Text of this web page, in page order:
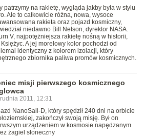
patrzymy na rakietę, wygląda jakby była w stylu
Ale to całkowicie różna, nowa, wysoce
rakieta oraz pojazd kosmiczny,
niedawno Bill Nelson, dyrektor NASA.
V, najpotężniejsza rakietę nośną w historii,
Księżyc. A jej morelowy kolor pochodzi od
identyczny z kolorem izolacji, który
zbiornika paliwa promów kosmicznych.
misji pierwszego kosmicznego
2011, 12:31
NanoSail-D, który spędził 240 dni na orbicie
zakończył swoją misję. Był on
urządzeniem w kosmosie napędzanym
żagiel słoneczny